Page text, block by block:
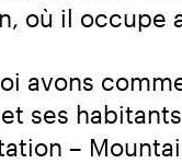
où il occupe
avons
ses
–